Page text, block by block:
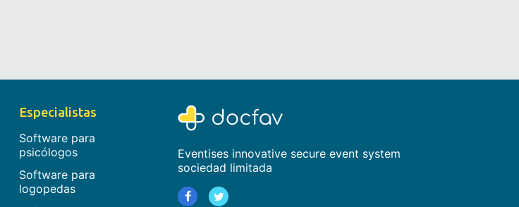
Especialistas
Software para
psicólogos
Software para
logopedas
Eventises innovative secure event system
sociedad limitada